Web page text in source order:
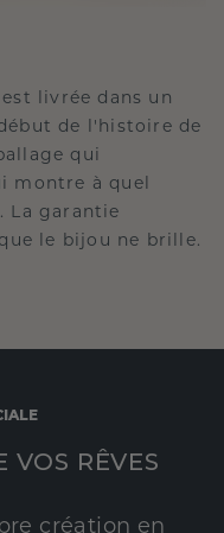
livrée dans un
de l'histoire de
qui
montre à quel
La garantie
le bijou ne brille.
VOS RÊVES
création en